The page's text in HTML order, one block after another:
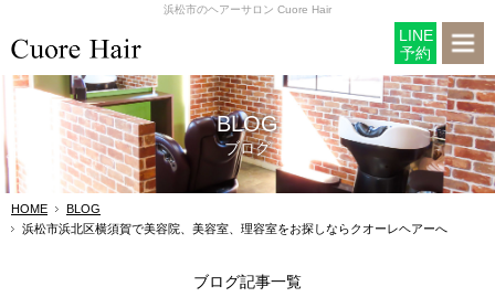
浜松市のヘアーサロン Cuore Hair
LINE
予約
BLOG
ブログ
HOME
BLOG
浜松市浜北区横須賀で美容院、美容室、理容室をお探しならクオーレヘアーへ
ブログ記事一覧